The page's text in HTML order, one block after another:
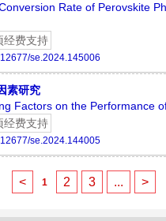
Rate of Perovskite
经费支持
se.2024.145006
素研究
Factors on the Performance
经费支持
se.2024.144005
< 1 2 3 ... >